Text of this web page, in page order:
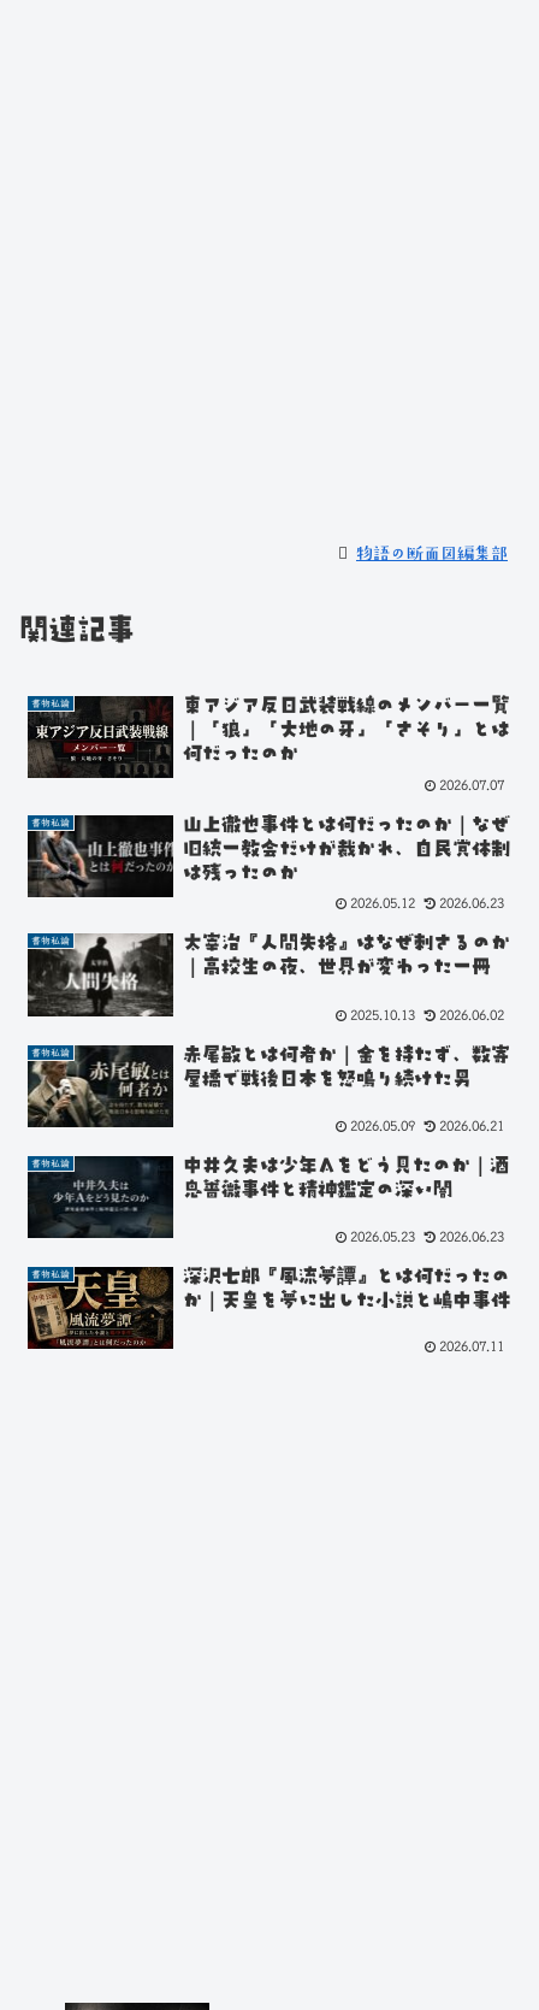
物語の断面図編集部
関連記事
書物私論
東アジア反日武装戦線のメンバー一覧
｜「狼」「大地の牙」「さそり」とは
何だったのか
2026.07.07
書物私論
山上徹也事件とは何だったのか｜なぜ
旧統一教会だけが裁かれ、自民党体制
は残ったのか
2026.05.12 2026.06.23
書物私論
太宰治『人間失格』はなぜ刺さるのか
｜高校生の夜、世界が変わった一冊
2025.10.13 2026.06.02
書物私論
赤尾敏とは何者か｜金を持たず、数寄
屋橋で戦後日本を怒鳴り続けた男
2026.05.09 2026.06.21
書物私論
中井久夫は少年Aをどう見たのか｜酒
鬼薔薇事件と精神鑑定の深い闇
2026.05.23 2026.06.23
書物私論
深沢七郎『風流夢譚』とは何だったの
か｜天皇を夢に出した小説と嶋中事件
2026.07.11